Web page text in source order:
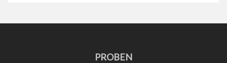
PROBEN